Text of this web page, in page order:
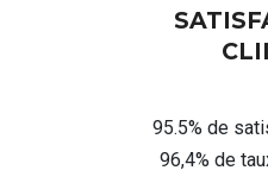
95.5% de
96,4% de